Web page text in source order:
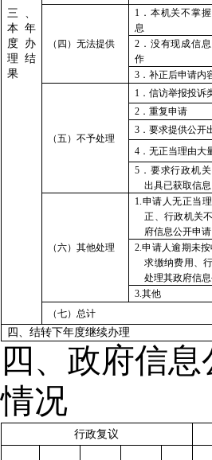
三、
本年
度办
理结
果
（四）无法提供
1．本机关不掌
息
2．没有现成信
作
3．补正后申请内
（五）不予处理
1．信访举报投诉
2．重复申请
3 ．要求提供公开
4．无正当理由大
5．要求行政机
出具已获取信息
（六）其他处理
1.申请人无正当
正、行政机关
府信息公开申请
2.申请人逾期未
求缴纳费用、
处理其政府信
3.其他
（七）总计
四、结转下年度继续办理
四、政府信
情况
行政复议